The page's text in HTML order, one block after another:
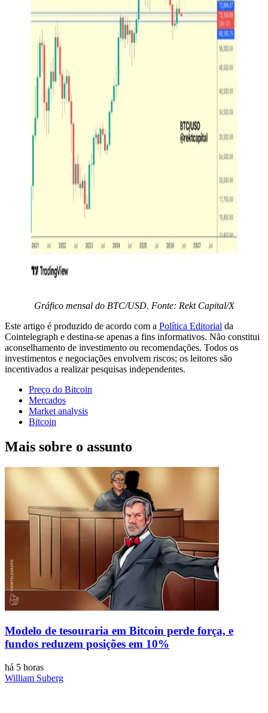
Gráfico mensal do BTC/USD. Fonte: Rekt Capital/X
Este artigo é produzido de acordo com a Política Editorial da
Cointelegraph e destina-se apenas a fins informativos. Não constitui
aconselhamento de investimento ou recomendações. Todos os
investimentos e negociações envolvem riscos; os leitores são
incentivados a realizar pesquisas independentes.
Preço do Bitcoin
Mercados
Market analysis
Bitcoin
Mais sobre o assunto
Modelo de tesouraria em Bitcoin perde força, e
fundos reduzem posições em 10%
há 5 horas
William Suberg